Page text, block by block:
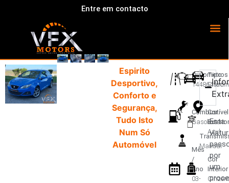
Entre em contacto
Espirito
Desportivo,
Conforto e
Segurança,
Tudo Isto
Num Só
Automóvel
Quilometros
144864 km
Combustível
Gasolina
Mês
/
Ano
03-
Manual
Tipo
Cor
Exterior
Azul
Cor
Interior
Esta
por
um